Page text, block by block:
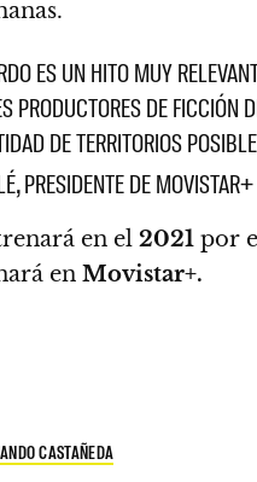
ES UN HITO MUY
PRODUCTORES DE
DE TERRITORIOS
PRESIDENTE DE MOVISTAR+
en el 2021 por
en Movistar+.
CASTAÑEDA